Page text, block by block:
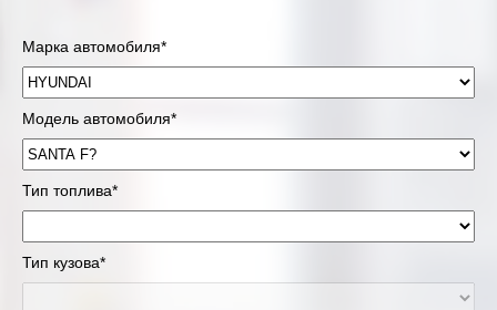
Марка автомобиля*
Модель автомобиля*
Тип топлива*
Тип кузова*